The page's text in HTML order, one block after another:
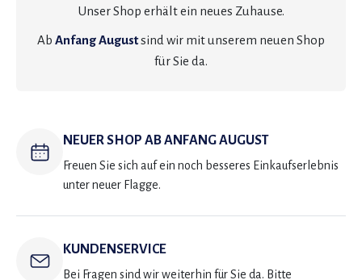
Unser Shop erhält ein neues Zuhause.
Ab Anfang Augustsind wir mit unserem neuen Shop
für Sie da.
NEUER SHOP AB ANFANG AUGUST
Freuen Sie sich auf ein noch besseres Einkaufserlebnis
unter neuer Flagge.
KUNDENSERVICE
Bei Fragen sind wir weiterhin für Sie da. Bitte